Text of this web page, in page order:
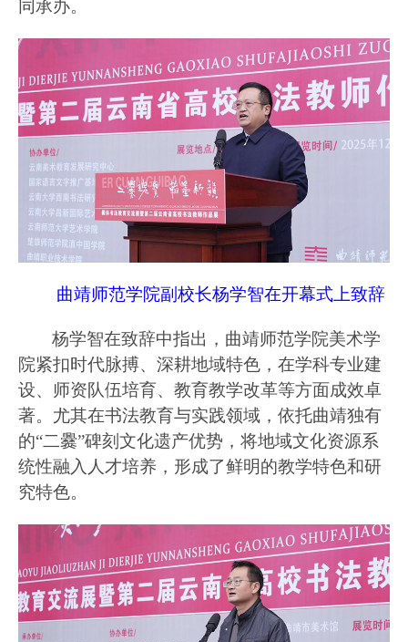
同承办。
曲靖师范学院副校长杨学智在开幕式上致辞
杨学智在致辞中指出，曲靖师范学院美术学
院紧扣时代脉搏、深耕地域特色，在学科专业建
设、师资队伍培育、教育教学改革等方面成效卓
著。尤其在书法教育与实践领域，依托曲靖独有
的“二爨”碑刻文化遗产优势，将地域文化资源系
统性融入人才培养，形成了鲜明的教学特色和研
究特色。